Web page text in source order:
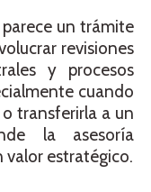
un trámite
revisiones
y procesos
cuando
transferirla a un
la asesoría
valor estratégico.